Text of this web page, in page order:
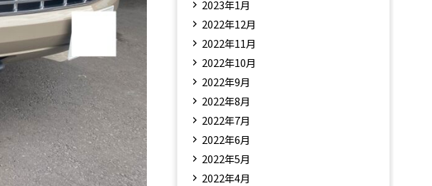
2023年1月
2022年12月
2022年11月
2022年10月
2022年9月
2022年8月
2022年7月
2022年6月
2022年5月
2022年4月